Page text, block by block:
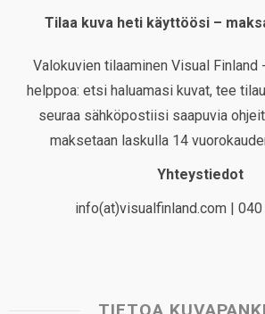
Tilaa kuva heti käyttöösi –
Valokuvien tilaaminen Visual Finland
helppoa: etsi haluamasi kuvat, tee
seuraa sähköpostiisi saapuvia
maksetaan laskulla 14
Yhteystiedot
info(at)visualfinland.com |
TIETOA